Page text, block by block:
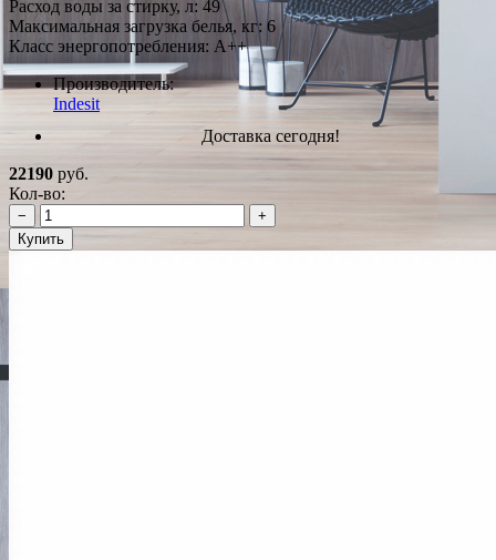
Расход воды за стирку, л: 49
Максимальная загрузка белья, кг: 6
Класс энергопотребления: A++
Производитель:
Indesit
Доставка сегодня!
22190 руб.
Кол-во:
−
+
Купить